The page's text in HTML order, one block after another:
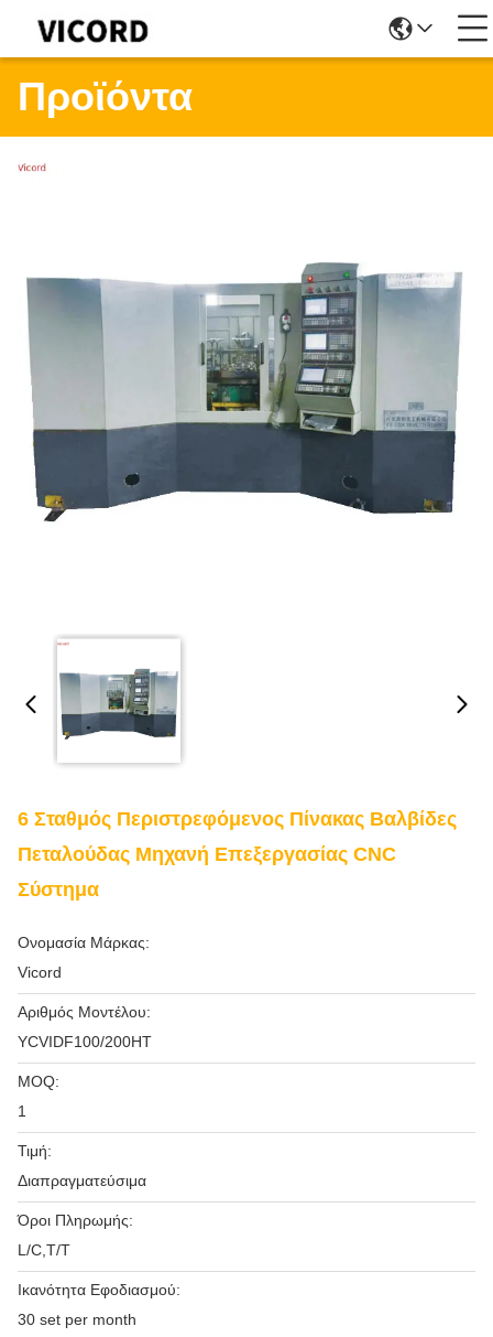
Προϊόντα
6 Σταθμός Περιστρεφόμενος Πίνακας Βαλβίδες
Πεταλούδας Μηχανή Επεξεργασίας CNC
Σύστημα
Ονομασία Μάρκας:
Vicord
Αριθμός Μοντέλου:
YCVIDF100/200HT
MOQ:
1
Τιμή:
Διαπραγματεύσιμα
Όροι Πληρωμής:
L/C,T/T
Ικανότητα Εφοδιασμού:
30 set per month